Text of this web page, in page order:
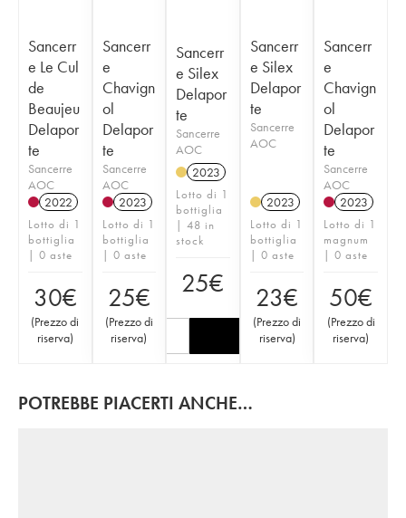
Sancerr
e Le Cul
de
Beaujeu
Delapor
te
Sancerre
AOC
2022
Lotto di 1
bottiglia
| 0 aste
30€
(Prezzo di
riserva)
Sancerr
e
Chavign
ol
Delapor
te
Sancerre
AOC
2023
Lotto di 1
bottiglia
| 0 aste
25€
(Prezzo di
riserva)
Sancerr
e Silex
Delapor
te
Sancerre
AOC
2023
Lotto di 1
bottiglia
| 48 in
stock
25€
Sancerr
e Silex
Delapor
te
Sancerre
AOC
2023
Lotto di 1
bottiglia
| 0 aste
23€
(Prezzo di
riserva)
Sancerr
e
Chavign
ol
Delapor
te
Sancerre
AOC
2023
Lotto di 1
magnum
| 0 aste
50€
(Prezzo di
riserva)
POTREBBE PIACERTI ANCHE…